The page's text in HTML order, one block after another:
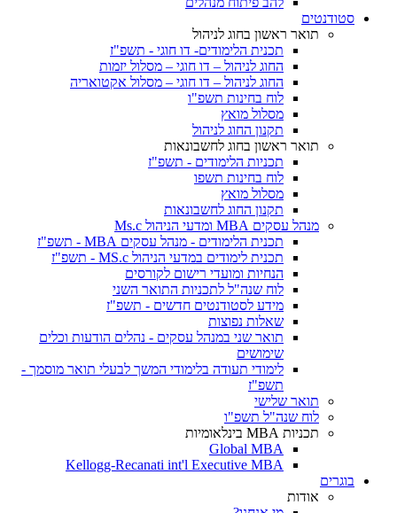
סטודנטים
תואר ראשון בחוג לניהול
תכנית הלימודים- דו חוגי - תשפ"ז
החוג לניהול – דו חוגי – מסלול יזמות
החוג לניהול – דו חוגי – מסלול אקטואריה
לוח בחינות תשפ"ו
מסלול מואץ
תקנון החוג לניהול
תואר ראשון בחוג לחשבונאות
תכניות הלימודים - תשפ"ז
לוח בחינות תשפו
מסלול מואץ
תקנון החוג לחשבונאות
מנהל עסקים MBA ומדעי הניהול Ms.c
תכנית הלימודים - מנהל עסקים MBA - תשפ"ז
תכנית לימודים במדעי הניהול MS.c - תשפ"ז
הנחיות ומועדי רישום לקורסים
לוח שנה"ל לתכניות התואר השני
מידע לסטודנטים חדשים - תשפ"ז
שאלות נפוצות
תואר שני במנהל עסקים - נהלים הודעות וכלים
שימושים
לימודי תעודה בלימודי המשך לבעלי תואר מוסמך -
תשפ"ז
תואר שלישי
לוח שנה"ל תשפ"ו
תכניות MBA בינלאומיות
Global MBA
Kellogg-Recanati int'l Executive MBA
בוגרים
אודות